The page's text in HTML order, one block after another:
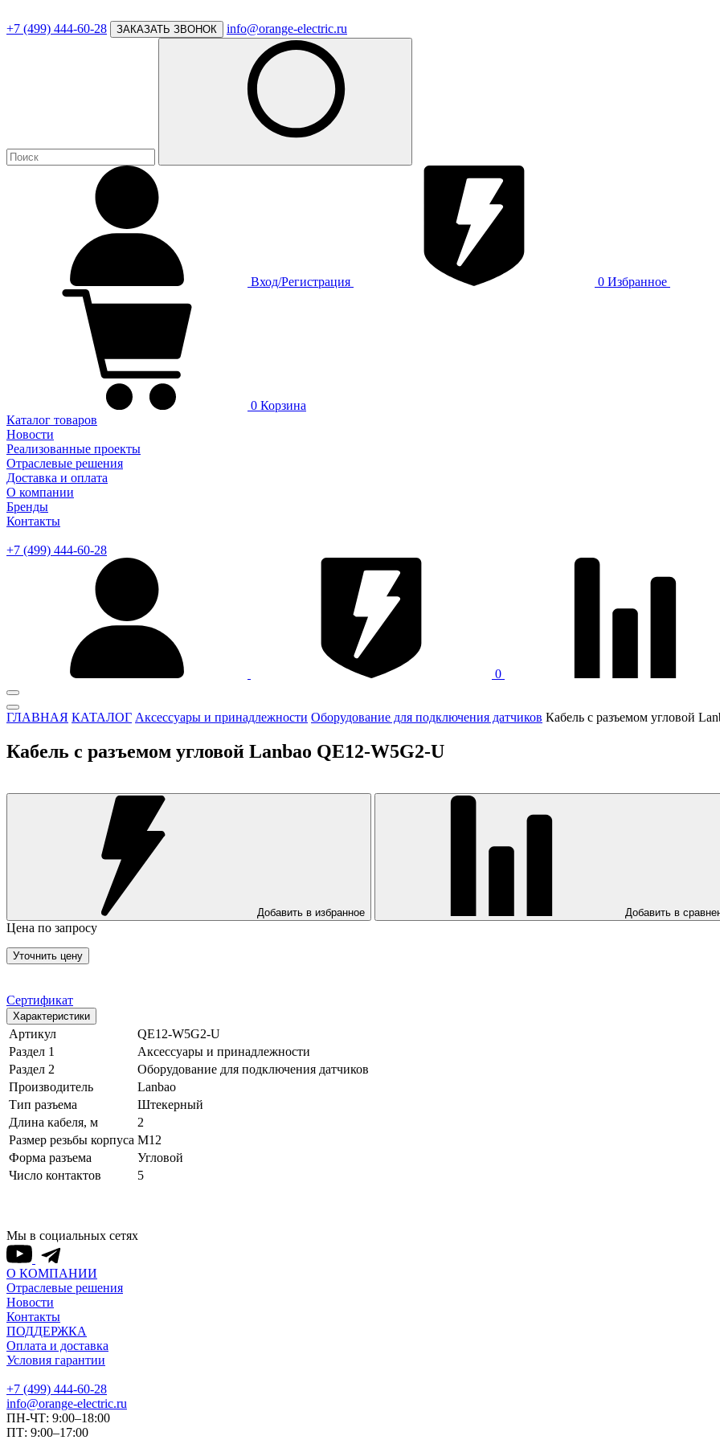
+7 (499) 444-60-28 ЗАКАЗАТЬ ЗВОНОК info@orange-electric.ru
Вход/Регистрация 0 Избранное
0 Корзина
Каталог товаров
Новости
Реализованные проекты
Отраслевые решения
Доставка и оплата
О компании
Бренды
Контакты
+7 (499) 444-60-28
0
ГЛАВНАЯ КАТАЛОГ Аксессуары и принадлежности Оборудование для подключения датчиков Кабель с разъемом угловой
Кабель с разъемом угловой Lanbao QE12-W5G2-U
Добавить в избранное Добавить в
Цена по запросу
Уточнить цену
Сертификат
Характеристики
Артикул
QE12-W5G2-U
Раздел 1
Аксессуары и принадлежности
Раздел 2
Оборудование для подключения датчиков
Производитель
Lanbao
Тип разъема
Штекерный
Длина кабеля, м
2
Размер резьбы корпуса M12
Форма разъема
Угловой
Число контактов
5
Мы в социальных сетях
О КОМПАНИИ
Отраслевые решения
Новости
Контакты
ПОДДЕРЖКА
Оплата и доставка
Условия гарантии
+7 (499) 444-60-28
info@orange-electric.ru
ПН-ЧТ: 9:00–18:00
ПТ: 9:00–17:00